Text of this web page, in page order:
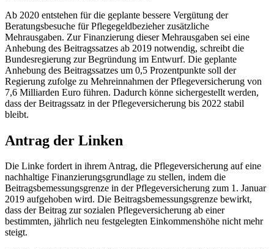
Ab 2020 entstehen für die geplante bessere Vergütung der
Beratungsbesuche für Pflegegeldbezieher zusätzliche
Mehrausgaben. Zur Finanzierung dieser Mehrausgaben sei eine
Anhebung des Beitragssatzes ab 2019 notwendig, schreibt die
Bundesregierung zur Begründung im Entwurf. Die geplante
Anhebung des Beitragssatzes um 0,5 Prozentpunkte soll der
Regierung zufolge zu Mehreinnahmen der Pflegeversicherung von
7,6 Milliarden Euro führen. Dadurch könne sichergestellt werden,
dass der Beitragssatz in der Pflegeversicherung bis 2022 stabil
bleibt.
Antrag der Linken
Die Linke fordert in ihrem Antrag, die Pflegeversicherung auf eine
nachhaltige Finanzierungsgrundlage zu stellen, indem die
Beitragsbemessungsgrenze in der Pflegeversicherung zum 1. Januar
2019 aufgehoben wird. Die Beitragsbemessungsgrenze bewirkt,
dass der Beitrag zur sozialen Pflegeversicherung ab einer
bestimmten, jährlich neu festgelegten Einkommenshöhe nicht mehr
steigt.